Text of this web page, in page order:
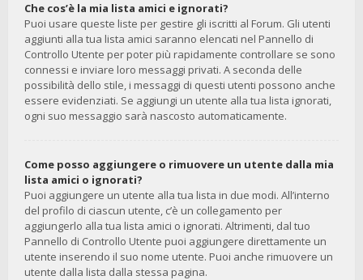
Che cos’è la mia lista amici e ignorati?
Puoi usare queste liste per gestire gli iscritti al Forum. Gli utenti
aggiunti alla tua lista amici saranno elencati nel Pannello di
Controllo Utente per poter più rapidamente controllare se sono
connessi e inviare loro messaggi privati. A seconda delle
possibilità dello stile, i messaggi di questi utenti possono anche
essere evidenziati. Se aggiungi un utente alla tua lista ignorati,
ogni suo messaggio sarà nascosto automaticamente.
Come posso aggiungere o rimuovere un utente dalla mia
lista amici o ignorati?
Puoi aggiungere un utente alla tua lista in due modi. All’interno
del profilo di ciascun utente, c’è un collegamento per
aggiungerlo alla tua lista amici o ignorati. Altrimenti, dal tuo
Pannello di Controllo Utente puoi aggiungere direttamente un
utente inserendo il suo nome utente. Puoi anche rimuovere un
utente dalla lista dalla stessa pagina.